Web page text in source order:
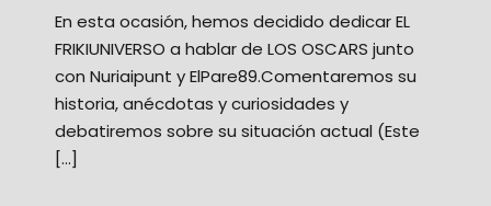
En esta ocasión, hemos decidido dedicar EL
FRIKIUNIVERSO a hablar de LOS OSCARS junto
con Nuriaipunt y ElPare89.Comentaremos su
historia, anécdotas y curiosidades y
debatiremos sobre su situación actual (Este
[…]